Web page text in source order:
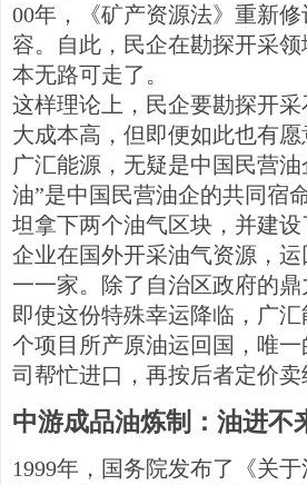
00年，《矿产资源法》重新
容。自此，民企在勘探开采
本无路可走了。
这样理论上，民企要勘探开
大成本高，但即便如此也有
广汇能源，无疑是中国民营
油”是中国民营油企的共同宿
坦拿下两个油气区块，并建
企业在国外开采油气资源，
一一家。除了自治区政府的
即使这份特殊幸运降临，广
个项目所产原油运回国，唯
司帮忙进口，再按后者定价卖
中游成品油炼制：油进不
1999年，国务院发布了《关